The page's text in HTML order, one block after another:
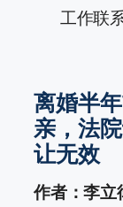
工作联
离婚半
亲，法
让无效
作者：李立